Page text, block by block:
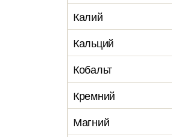
Калий
Кальций
Кобальт
Кремний
Магний